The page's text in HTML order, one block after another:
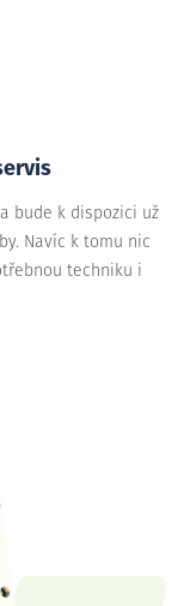
bude k dispozici už
Navíc k tomu nic
techniku i